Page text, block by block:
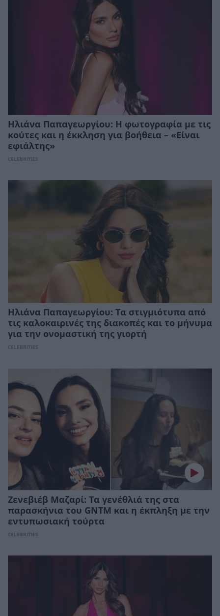
Ηλιάνα Παπαγεωργίου: Η φωτογραφία με τις
κούτες και η έκκληση για βοήθεια – «Είναι
εφιάλτης»
CELEBRITIES
Ηλιάνα Παπαγεωργίου: Τα στιγμιότυπα από
τις καλοκαιρινές της διακοπές και το μήνυμα
για την ονομαστική της γιορτή
CELEBRITIES
Ζενεβιέβ Μαζαρί: Τα γενέθλιά της στα
παρασκήνια του GNTM και η έκπληξη με την
εντυπωσιακή τούρτα
CELEBRITIES